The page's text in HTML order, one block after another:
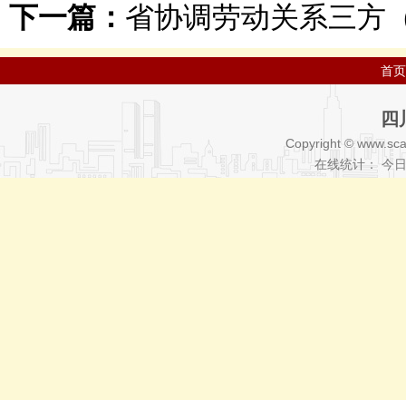
下一篇： 省协调劳动关系三方
首页
四
Copyright ©
在线统计： 今